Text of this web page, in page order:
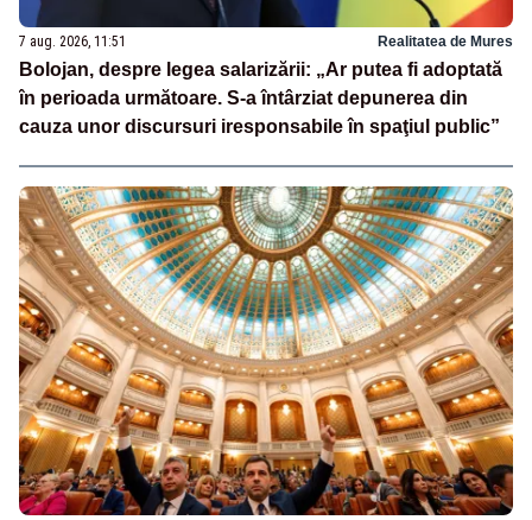
7 aug. 2026, 11:51 Realitatea de Mures
Bolojan, despre legea salarizării: „Ar putea fi adoptată
în perioada următoare. S-a întârziat depunerea din
cauza unor discursuri iresponsabile în spaţiul public”